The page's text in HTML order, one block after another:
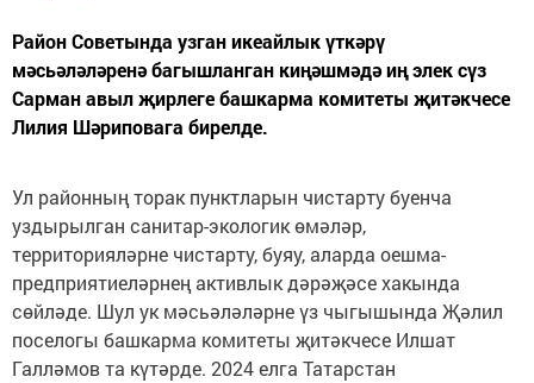
Район Советында узган икеайлык үткәрү
мәсьәләләренә багышланган киңәшмәдә иң элек сүз
Сарман авыл җирлеге башкарма комитеты җитәкчесе
Лилия Шәриповага бирелде.
Ул районның торак пунктларын чистарту буенча
уздырылган санитар-экологик өмәләр,
территорияләрне чистарту, буяу, аларда оешма-
предприятиеләрнең активлык дәрәҗәсе хакында
сөйләде. Шул ук мәсьәләләрне үз чыгышында Җәлил
поселогы башкарма комитеты җитәкчесе Илшат
Галләмов та күтәрде. 2024 елга Татарстан